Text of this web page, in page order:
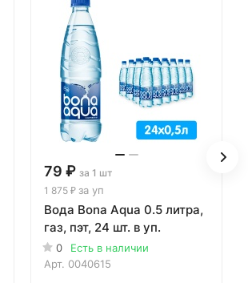
79 ₽ за 1 шт
1 875 ₽ за уп
Вода Bona Aqua 0.5 литра,
газ, пэт, 24 шт. в уп.
0
Есть в наличии
Арт. 0040615